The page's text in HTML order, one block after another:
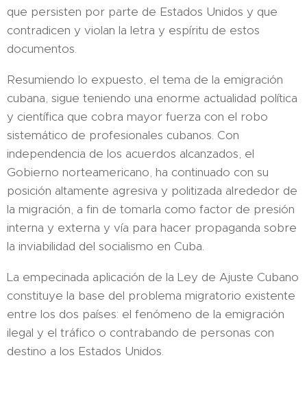
que persisten por parte de Estados Unidos y que
contradicen y violan la letra y espíritu de estos
documentos.
Resumiendo lo expuesto, el tema de la emigración
cubana, sigue teniendo una enorme actualidad política
y científica que cobra mayor fuerza con el robo
sistemático de profesionales cubanos. Con
independencia de los acuerdos alcanzados, el
Gobierno norteamericano, ha continuado con su
posición altamente agresiva y politizada alrededor de
la migración, a fin de tomarla como factor de presión
interna y externa y vía para hacer propaganda sobre
la inviabilidad del socialismo en Cuba.
La empecinada aplicación de la Ley de Ajuste Cubano
constituye la base del problema migratorio existente
entre los dos países: el fenómeno de la emigración
ilegal y el tráfico o contrabando de personas con
destino a los Estados Unidos.